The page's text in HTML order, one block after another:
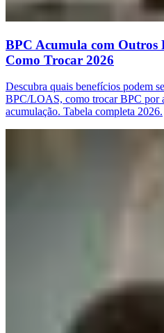
BPC Acumula com Outros
Como Trocar 2026
Descubra quais benefícios podem
BPC/LOAS, como trocar BPC por
acumulação. Tabela completa 2026.